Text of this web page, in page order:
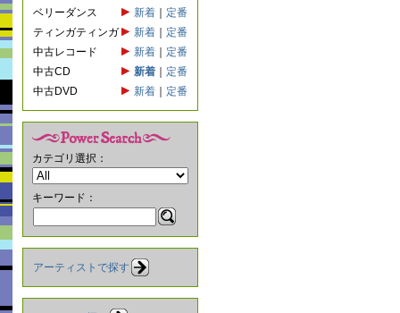
ベリーダンス
新着
定番
ティンガティンガ
新着
定番
中古レコード
新着
定番
中古CD
新着
定番
中古DVD
新着 定番
カテゴリ選択：
キーワード：
アーティストで探す